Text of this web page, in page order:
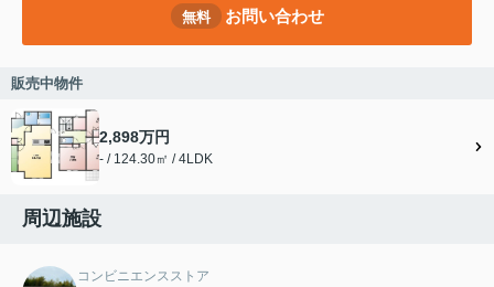
無料 お問い合わせ
販売中物件
2,898万円
- / 124.30㎡ / 4LDK
周辺施設
コンビニエンスストア